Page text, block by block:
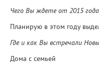
Чего Вы ждете от 2015
Планирую в этом году
Где и как Вы встречали
Дома с семьей